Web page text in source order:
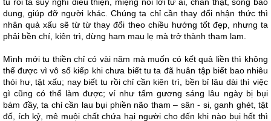
dung, giúp đỡ người khác. Chúng ta chỉ cần thay đổi nhận thức thì
nhân quả xấu sẽ từ từ thay đổi theo chiều hướng tốt đẹp, nhưng ta
phải bền chí, kiên trì, đừng ham mau lẹ mà trở thành tham lam.
Mình mới tu thiền chỉ có vài năm mà muốn có kết quả liền thì không
thể được vì vô số kiếp khi chưa biết tu ta đã huân tập biết bao nhiêu
thói hư, tật xấu; nay biết tu rồi chỉ cần kiên trì, bền bỉ lâu dài thì việc
gì cũng có thể làm được; ví như tấm gương sáng lâu ngày bị bụi
bám đầy, ta chỉ cần lau bụi phiền não tham – sân - si, ganh ghét, tật
đố, ích kỷ, mê muội chất chứa hại người cho đến khi nào bụi hết thì